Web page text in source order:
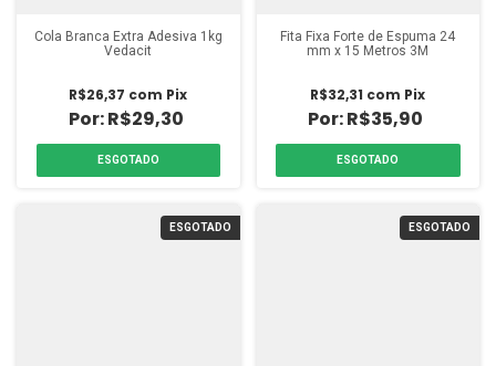
Cola Branca Extra Adesiva 1kg
Vedacit
R$29,30
R$26,37 com Pix
ESGOTADO
Fita Fixa Forte de Espuma 24
mm x 15 Metros 3M
R$35,90
R$32,31 com Pix
ESGOTADO
ESGOTADO ESGOTADO